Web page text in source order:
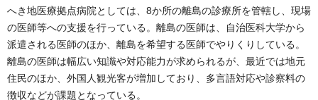
へき地医療拠点病院としては、8か所の離島の診療所を管轄し、現場
の医師等への支援を行っている。離島の医師は、自治医科大学から
派遣される医師のほか、離島を希望する医師でやりくりしている。
離島の医師は幅広い知識や対応能力が求められるが、最近では地元
住民のほか、外国人観光客が増加しており、多言語対応や診察料の
徴収などが課題となっている。